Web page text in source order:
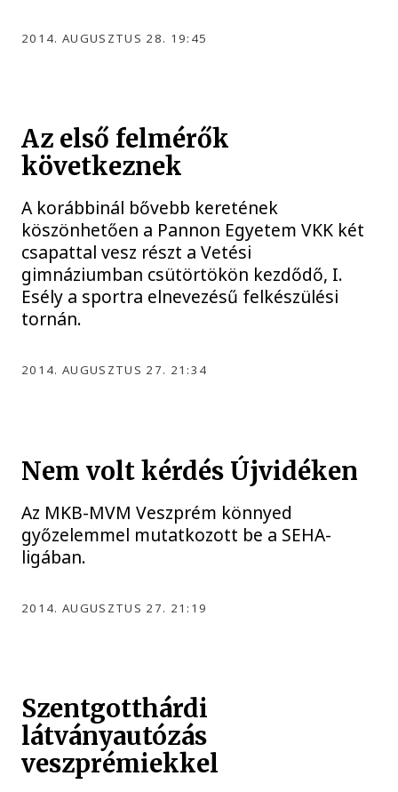
2014. AUGUSZTUS 28. 19:45
Az első felmérők
következnek
A korábbinál bővebb keretének
köszönhetően a Pannon Egyetem VKK két
csapattal vesz részt a Vetési
gimnáziumban csütörtökön kezdődő, I.
Esély a sportra elnevezésű felkészülési
tornán.
2014. AUGUSZTUS 27. 21:34
Nem volt kérdés Újvidéken
Az MKB-MVM Veszprém könnyed
győzelemmel mutatkozott be a SEHA-
ligában.
2014. AUGUSZTUS 27. 21:19
Szentgotthárdi
látványautózás
veszprémiekkel